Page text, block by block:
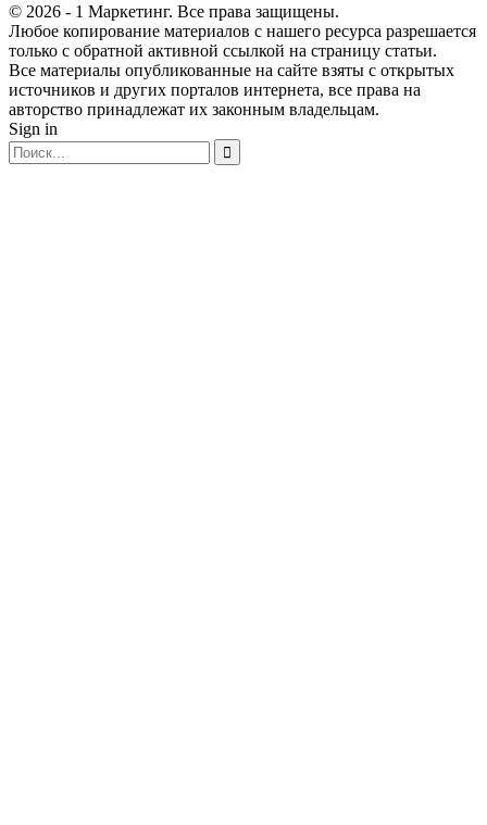
© 2026 - 1 Маркетинг. Все права защищены.
Любое копирование материалов с нашего ресурса разрешается
только с обратной активной ссылкой на страницу статьи.
Все материалы опубликованные на сайте взяты с открытых
источников и других порталов интернета, все права на
авторство принадлежат их законным владельцам.
Sign in